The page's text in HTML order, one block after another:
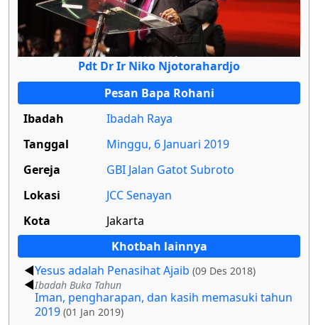
Pdt Dr Ir Niko Njotorahardjo
Pesan Bapa Rohani
Ibadah
Ibadah Raya
Tanggal
Minggu, 6 Januari 2019
Gereja
GBI Jalan Gatot Subroto
Lokasi
JCC Senayan
Kota
Jakarta
Khotbah lainnya
Yesus adalah Penasihat Ajaib (09 Des 2018)
Ibadah Buka Tahun
Iman, pengharapan, dan kasih memasuki tahun
2019 (01 Jan 2019)